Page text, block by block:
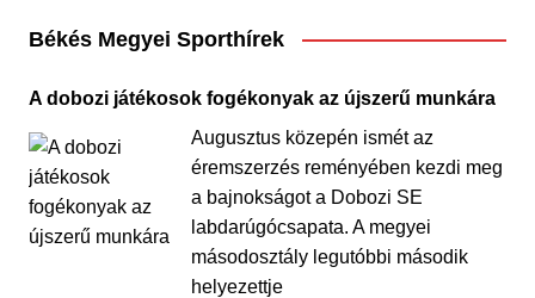
Békés Megyei Sporthírek
A dobozi játékosok fogékonyak az újszerű munkára
Augusztus közepén ismét az
éremszerzés reményében kezdi meg
a bajnokságot a Dobozi SE
labdarúgócsapata. A megyei
másodosztály legutóbbi második
helyezettje